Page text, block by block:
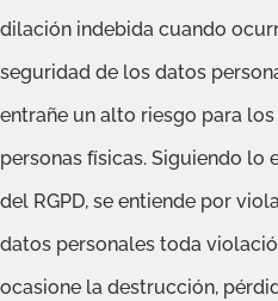
dilación indebida cuando
seguridad de los datos
entrañe un alto riesgo para
personas físicas. Siguiendo
del RGPD, se entiende por
datos personales toda
ocasione la destrucción,